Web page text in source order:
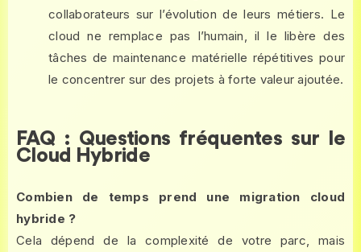
collaborateurs sur l’évolution de leurs métiers. Le
cloud ne remplace pas l’humain, il le libère des
tâches de maintenance matérielle répétitives pour
le concentrer sur des projets à forte valeur ajoutée.
FAQ : Questions fréquentes sur le
Cloud Hybride
Combien de temps prend une migration cloud
hybride ?
Cela dépend de la complexité de votre parc, mais